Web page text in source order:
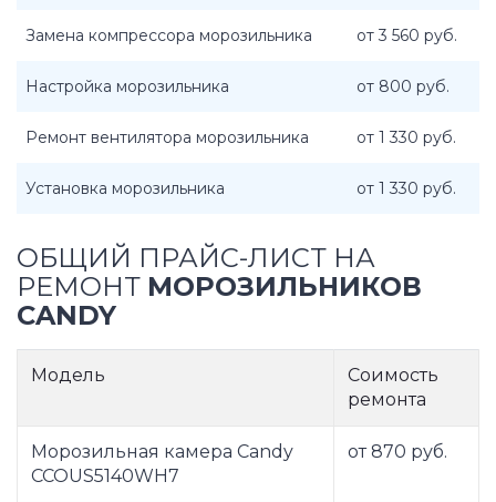
Замена компрессора морозильника от 3 560 руб.
Настройка морозильника от 800 руб.
Ремонт вентилятора морозильника от 1 330 руб.
Установка морозильника от 1 330 руб.
ОБЩИЙ ПРАЙС-ЛИСТ НА
РЕМОНТ МОРОЗИЛЬНИКОВ
CANDY
Модель
Соимость
ремонта
Морозильная камера Candy
CCOUS5140WH7
от 870 руб.